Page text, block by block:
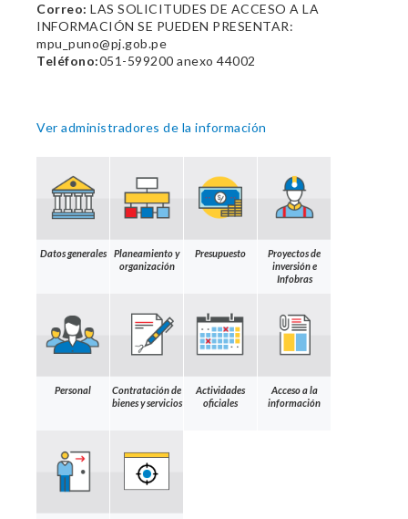
Correo: LAS SOLICITUDES DE ACCESO A LA
INFORMACIÓN SE PUEDEN PRESENTAR:
mpu_puno@pj.gob.pe
Teléfono:051-599200 anexo 44002
Ver administradores de la información
Datos generales
Planeamiento y
organización
Presupuesto
Proyectos de
inversión e
Infobras
Personal
Contratación de
bienes y servicios
Actividades
oficiales
Acceso a la
información